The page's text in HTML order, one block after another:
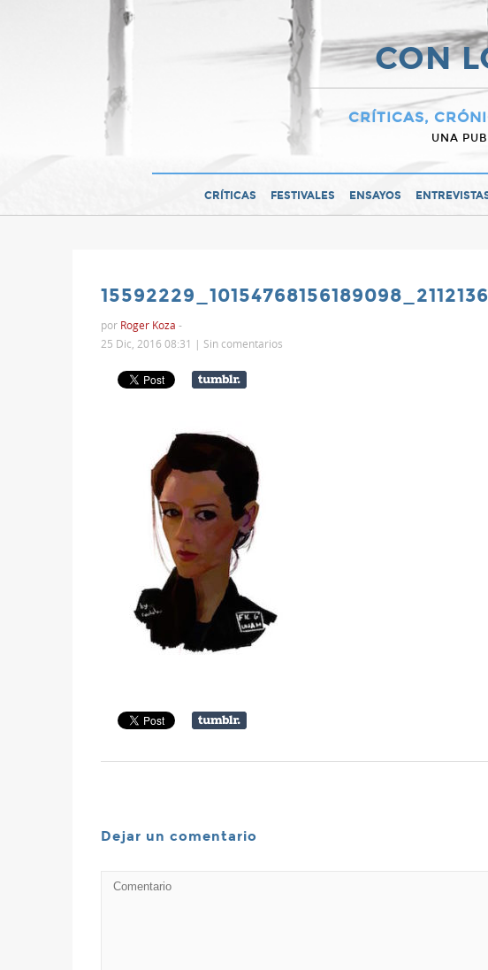
CON
CRÍTICAS,
UNA
CRÍTICAS FESTIVALES ENSAYOS
por Roger Koza -
25 Dic, 2016 08:31 | Sin comentarios
Dejar un comentario